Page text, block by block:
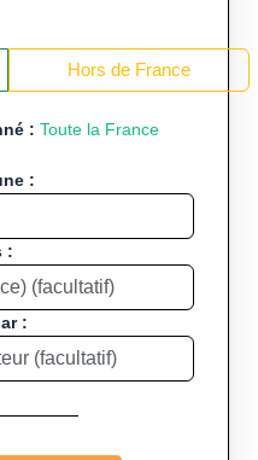
Hors de France
: Toute la France
:
:
: